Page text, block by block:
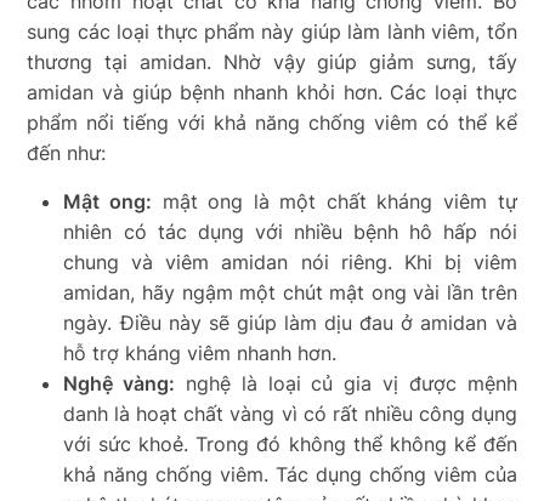
sung các loại thực phẩm này giúp làm lành viêm, tổn
thương tại amidan. Nhờ vậy giúp giảm sưng, tấy
amidan và giúp bệnh nhanh khỏi hơn. Các loại thực
phẩm nổi tiếng với khả năng chống viêm có thể kể
đến như:
Mật ong: mật ong là một chất kháng viêm tự
nhiên có tác dụng với nhiều bệnh hô hấp nói
chung và viêm amidan nói riêng. Khi bị viêm
amidan, hãy ngậm một chút mật ong vài lần trên
ngày. Điều này sẽ giúp làm dịu đau ở amidan và
hỗ trợ kháng viêm nhanh hơn.
Nghệ vàng: nghệ là loại củ gia vị được mệnh
danh là hoạt chất vàng vì có rất nhiều công dụng
với sức khoẻ. Trong đó không thể không kể đến
khả năng chống viêm. Tác dụng chống viêm của